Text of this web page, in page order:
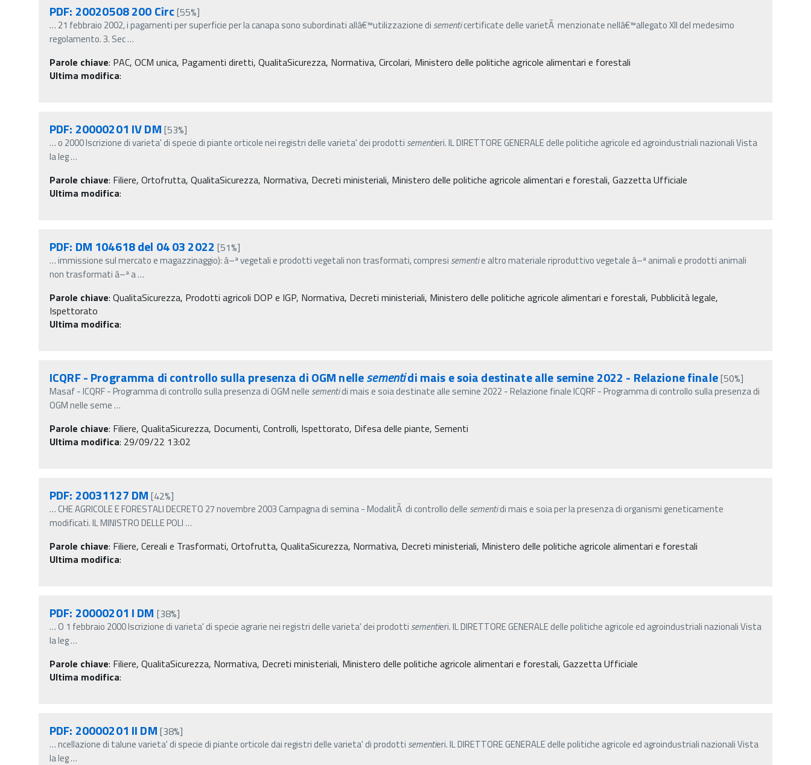
PDF: 20020508 200 Circ[55%]
… 21 febbraio 2002, i pagamenti per superficie per la canapa sono subordinati allâ€™utilizzazione di sementicertificate delle varietÃ menzionate nellâ€™allegato XII del medesimo
regolamento. 3. Sec…
Parole chiave: PAC, OCM unica, Pagamenti diretti, QualitaSicurezza, Normativa, Circolari, Ministero delle politiche agricole alimentari e forestali
Ultima modifica:
PDF: 20000201 IV DM [53%]
… o 2000 Iscrizione di varieta' di specie di piante orticole nei registri delle varieta' dei prodotti sementieri. IL DIRETTORE GENERALE delle politiche agricole ed agroindustriali nazionali Vista
la leg…
Parole chiave: Filiere, Ortofrutta, QualitaSicurezza, Normativa, Decreti ministeriali, Ministero delle politiche agricole alimentari e forestali, Gazzetta Ufficiale
Ultima modifica:
PDF: DM 104618 del 04 03 2022 [51%]
…immissione sul mercato e magazzinaggio): â–ª vegetali e prodotti vegetali non trasformati, compresi sementie altro materiale riproduttivo vegetale â–ª animali e prodotti animali
non trasformati â–ª a…
Parole chiave: QualitaSicurezza, Prodotti agricoli DOP e IGP, Normativa, Decreti ministeriali, Ministero delle politiche agricole alimentari e forestali, Pubblicità legale,
Ispettorato
Ultima modifica:
ICQRF - Programma di controllo sulla presenza di OGM nellesementidi mais e soia destinate alle semine 2022 - Relazione finale[50%]
Masaf - ICQRF - Programma di controllo sulla presenza di OGM nelle sementidi mais e soia destinate alle semine 2022 - Relazione finale ICQRF - Programma di controllo sulla presenza di
OGM nelle seme…
Parole chiave: Filiere, QualitaSicurezza, Documenti, Controlli, Ispettorato, Difesa delle piante, Sementi
Ultima modifica: 29/09/22 13:02
PDF: 20031127 DM [42%]
…CHE AGRICOLE E FORESTALI DECRETO 27 novembre 2003 Campagna di semina - ModalitÃ di controllo delle sementidi mais e soia per la presenza di organismi geneticamente
modificati. IL MINISTRO DELLE POLI…
Parole chiave: Filiere, Cereali e Trasformati, Ortofrutta, QualitaSicurezza, Normativa, Decreti ministeriali, Ministero delle politiche agricole alimentari e forestali
Ultima modifica:
PDF: 20000201 I DM [38%]
…O 1 febbraio 2000 Iscrizione di varieta' di specie agrarie nei registri delle varieta' dei prodotti sementieri. IL DIRETTORE GENERALE delle politiche agricole ed agroindustriali nazionali Vista
la leg…
Parole chiave: Filiere, QualitaSicurezza, Normativa, Decreti ministeriali, Ministero delle politiche agricole alimentari e forestali, Gazzetta Ufficiale
Ultima modifica:
PDF: 20000201 II DM [38%]
…ncellazione di talune varieta' di specie di piante orticole dai registri delle varieta' di prodotti sementieri. IL DIRETTORE GENERALE delle politiche agricole ed agroindustriali nazionali Vista
la leg…